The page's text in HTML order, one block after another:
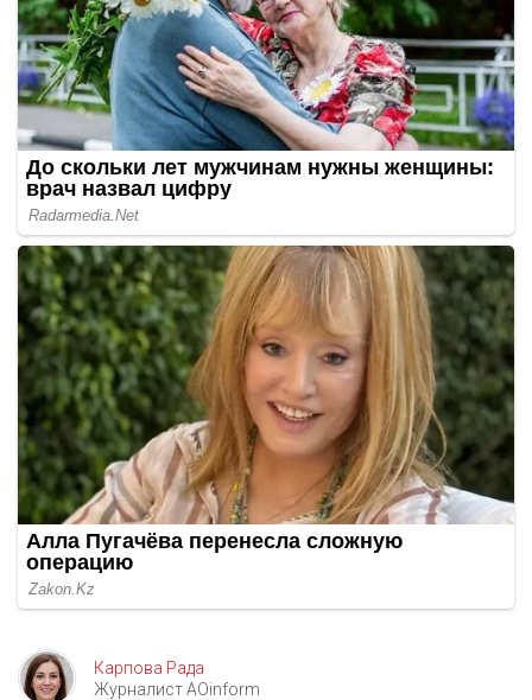
Карпова Рада
Журналист AOinform